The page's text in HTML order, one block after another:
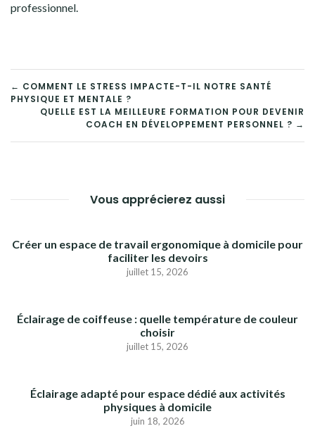
professionnel.
NAVIGATION
L’ARTICLE
← COMMENT LE STRESS IMPACTE-T-IL NOTRE SANTÉ
PHYSIQUE ET MENTALE ?
QUELLE EST LA MEILLEURE FORMATION POUR DEVENIR
COACH EN DÉVELOPPEMENT PERSONNEL ? →
Vous apprécierez aussi
Créer un espace de travail ergonomique à domicile pour
faciliter les devoirs
juillet 15, 2026
Éclairage de coiffeuse : quelle température de couleur
choisir
juillet 15, 2026
Éclairage adapté pour espace dédié aux activités
physiques à domicile
juin 18, 2026